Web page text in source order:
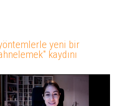
yeni bir
kaydını